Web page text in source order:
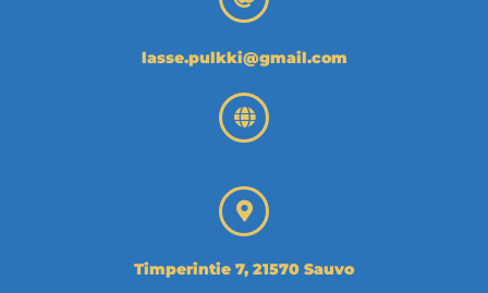
lasse.pulkki@gmail.com
Timperintie 7, 21570 Sauvo